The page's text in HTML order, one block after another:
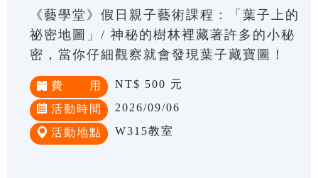
《藝學堂》假日親子藝術課程：「葉子上的
祕密地圖」/ 神秘的樹林裡藏著許多的小秘
密，當你仔細觀察就會發現葉子藏寶圖！
費 用 NT$ 500 元
活動時間 2026/09/06
活動地點 W315教室